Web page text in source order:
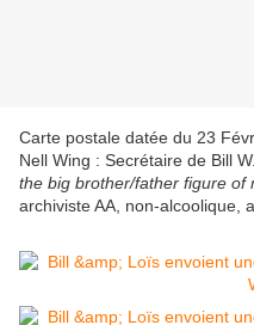
Carte postale datée du 23
Nell Wing : Secrétaire de Bill W.
the big brother/father figure of
archiviste AA, non-alcoolique,